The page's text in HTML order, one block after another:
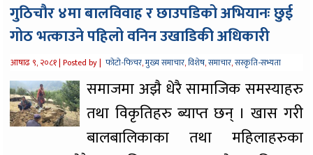
गुठिचौर ४मा बालविवाह र छाउपडिको अभियानः छुई
गोठ भत्काउने पहिलो वनिन उखाडिकी अधिकारी
आषाढ ९, २०८१ |Posted by | फोटो-फिचर,मुख्य समाचार,विशेष,समाचार,सस्कृति-सभ्यता
समाजमा अझै धेरै सामाजिक समस्याहरु
तथा विकृतिहरु ब्याप्त छन् । खास गरी
बालबालिकाका तथा महिलाहरुका